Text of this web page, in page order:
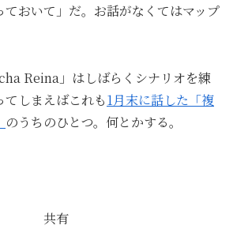
ておいて」だ。お話がなくてはマップ
Reina」はしばらくシナリオを練
しまえばこれも1月末に話した「複
のうちのひとつ。何とかする。
共有